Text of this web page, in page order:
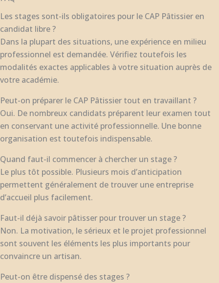
Les stages sont-ils obligatoires pour le CAP Pâtissier en
candidat libre ?
Dans la plupart des situations, une expérience en milieu
professionnel est demandée. Vérifiez toutefois les
modalités exactes applicables à votre situation auprès de
votre académie.
Peut-on préparer le CAP Pâtissier tout en travaillant ?
Oui. De nombreux candidats préparent leur examen tout
en conservant une activité professionnelle. Une bonne
organisation est toutefois indispensable.
Quand faut-il commencer à chercher un stage ?
Le plus tôt possible. Plusieurs mois d’anticipation
permettent généralement de trouver une entreprise
d’accueil plus facilement.
Faut-il déjà savoir pâtisser pour trouver un stage ?
Non. La motivation, le sérieux et le projet professionnel
sont souvent les éléments les plus importants pour
convaincre un artisan.
Peut-on être dispensé des stages ?